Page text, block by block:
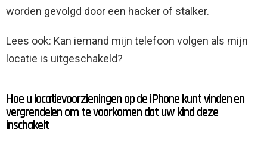
worden gevolgd door een hacker of stalker.
Lees ook: Kan iemand mijn telefoon volgen als mijn
locatie is uitgeschakeld?
Hoe u locatievoorzieningen op de iPhone kunt vinden en
vergrendelen om te voorkomen dat uw kind deze
inschakelt